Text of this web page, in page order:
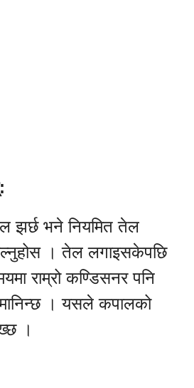
झर्छ भने नियमित तेल
। तेल लगाइसकेपछि
राम्रो कण्डिसनर पनि
मानिन्छ । यसले कपालको
।